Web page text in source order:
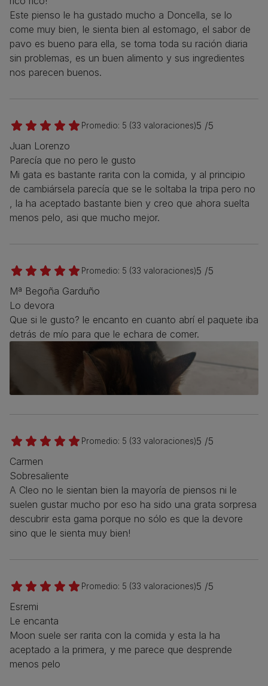
Este pienso le ha gustado mucho a Doncella, se lo
come muy bien, le sienta bien al estomago, el sabor de
pavo es bueno para ella, se toma toda su ración diaria
sin problemas, es un buen alimento y sus ingredientes
nos parecen buenos.
Promedio: 5 (33 valoraciones)5 /5
Juan Lorenzo
Parecía que no pero le gusto
Mi gata es bastante rarita con la comida, y al principio
de cambiársela parecía que se le soltaba la tripa pero no
, la ha aceptado bastante bien y creo que ahora suelta
menos pelo, asi que mucho mejor.
Promedio: 5 (33 valoraciones)5 /5
Mª Begoña Garduño
Lo devora
Que si le gusto? le encanto en cuanto abrí el paquete iba
detrás de mío para que le echara de comer.
Promedio: 5 (33 valoraciones)5 /5
Carmen
Sobresaliente
A Cleo no le sientan bien la mayoría de piensos ni le
suelen gustar mucho por eso ha sido una grata sorpresa
descubrir esta gama porque no sólo es que la devore
sino que le sienta muy bien!
Promedio: 5 (33 valoraciones)5 /5
Esremi
Le encanta
Moon suele ser rarita con la comida y esta la ha
aceptado a la primera, y me parece que desprende
menos pelo